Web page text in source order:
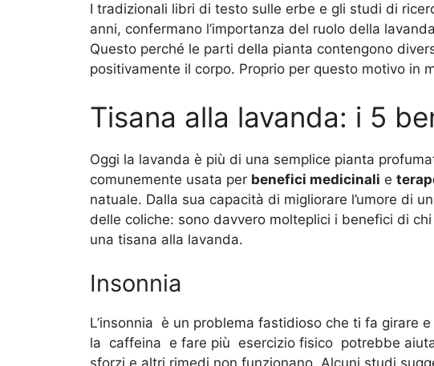
I tradizionali libri di testo sulle erbe e gli studi di
anni, confermano l’importanza del ruolo della
Questo perché le parti della pianta contengono
positivamente il corpo. Proprio per questo motivo in
Tisana alla lavanda: i 5
Oggi la lavanda è più di una semplice pianta
comunemente usata per benefici medicinali e
natuale. Dalla sua capacità di migliorare l’umore di
delle coliche: sono davvero molteplici i benefici di
una tisana alla lavanda.
Insonnia
L’insonnia è un problema fastidioso che ti fa girare
la caffeina e fare più esercizio fisico potrebbe